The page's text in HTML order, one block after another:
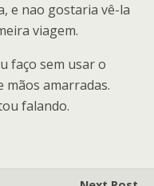
e nao gostaria vê-la
viagem.
faço sem usar o
mãos amarradas.
falando.